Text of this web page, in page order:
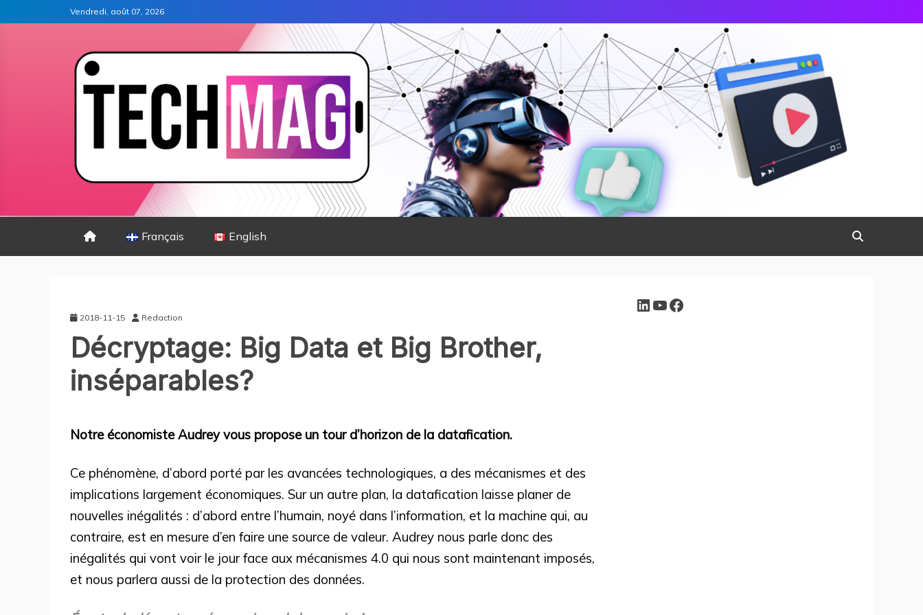
Vendredi, août 07, 2026
Français English
2018-11-15 Redaction
Décryptage: Big Data et Big Brother,
inséparables?
Notre économiste Audrey vous propose un tour d’horizon de la datafication.
Ce phénomène, d’abord porté par les avancées technologiques, a des mécanismes et des
implications largement économiques. Sur un autre plan, la datafication laisse planer de
nouvelles inégalités : d’abord entre l’humain, noyé dans l’information, et la machine qui, au
contraire, est en mesure d’en faire une source de valeur. Audrey nous parle donc des
inégalités qui vont voir le jour face aux mécanismes 4.0 qui nous sont maintenant imposés,
et nous parlera aussi de la protection des données.